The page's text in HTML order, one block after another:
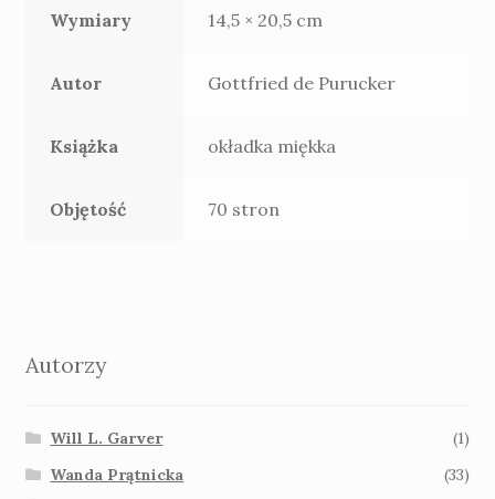
Wymiary 14,5 × 20,5 cm
Autor Gottfried de Purucker
Książka okładka miękka
Objętość 70 stron
Autorzy
Will L. Garver
(1)
Wanda Prątnicka
(33)